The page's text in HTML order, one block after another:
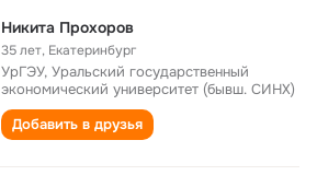
Никита Прохоров
35 лет, Екатеринбург
УрГЭУ, Уральский государственный
экономический университет (бывш. СИНХ)
Добавить в друзья